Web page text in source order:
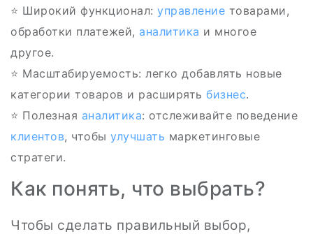
⭐ Широкий функционал: управление товарами,
обработки платежей, аналитика и многое
другое.
⭐ Масштабируемость: легко добавлять новые
категории товаров и расширять бизнес.
⭐ Полезная аналитика: отслеживайте поведение
клиентов, чтобы улучшать маркетинговые
стратеги.
Как понять, что выбрать?
Чтобы сделать правильный выбор,